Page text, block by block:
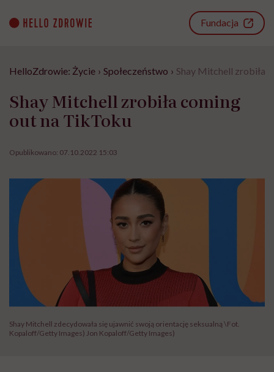
content
Fundacja
HelloZdrowie: Życie › Społeczeństwo › Shay Mitchell zrobiła
Shay Mitchell zrobiła coming
out na TikToku
Opublikowano: 07.10.2022 15:03
Shay Mitchell zdecydowała się ujawnić swoją orientację seksualną \Fot.
Kopaloff/Getty Images) Jon Kopaloff/Getty Images)